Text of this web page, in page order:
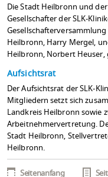
Die Stadt Heilbronn und
Gesellschafter der SLK-
Heilbronn, Harry Mergel,
Heilbronn, Norbert Heuser,
Aufsichtsrat
Der Aufsichtsrat der SLK-
Mitgliedern setzt sich
Landkreis Heilbronn sowie
Arbeitnehmervertretung.
Stadt Heilbronn,
Heilbronn.
Seitenanfang